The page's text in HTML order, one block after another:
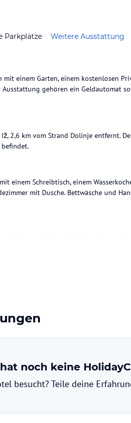
Parkplätze Weitere Ausstattung
einem Garten, einem kostenlosen
Ausstattung gehören ein Geldautomat
2,6 km vom Strand Dolinje entfernt.
befindet.
einem Schreibtisch, einem
mit Dusche. Bettwäsche und
englisches/irisches Frühstück wird
von KI. Alle Angaben ohne Gewähr.
noch keine
besucht? Teile deine